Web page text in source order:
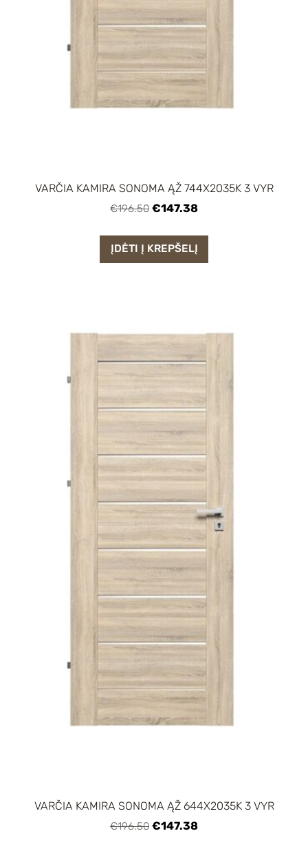
VARČIA KAMIRA SONOMA ĄŽ 744X2035K 3 VYR
€196.50 €147.38
ĮDĖTI Į KREPŠELĮ
VARČIA KAMIRA SONOMA ĄŽ 644X2035K 3 VYR
€196.50 €147.38